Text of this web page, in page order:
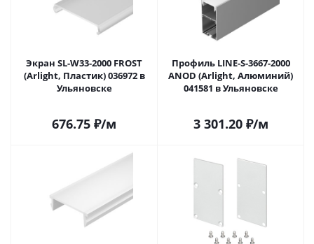
Экран SL-W33-2000 FROST
(Arlight, Пластик) 036972 в
Ульяновске
676.75 ₽/м
Профиль LINE-S-3667-2000
ANOD (Arlight, Алюминий)
041581 в Ульяновске
3 301.20₽/м